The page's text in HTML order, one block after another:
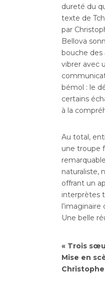
dureté du
texte de
par
Bellova
bouche des
vibrer avec
bémol : le
certains
à la
Au total,
une troupe
naturaliste,
offrant un
interprètes
l’imaginaire
Une belle
« Trois
Mise en